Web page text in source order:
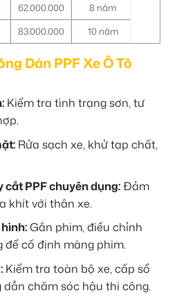
62.000.000
8 năm
83.000.000 10 năm
Dán PPF Xe Ô Tô
Kiểm tra tình trạng sơn, tư
Rửa sạch xe, khử tạp chất,
PPF chuyên dụng:Đảm
khít với thân xe.
Gắn phim, điều chỉnh
để cố định màng phim.
Kiểm tra toàn bộ xe, cấp sổ
chăm sóc hậu thi công.